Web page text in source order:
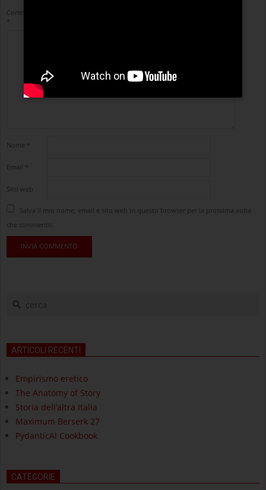
Commento
*
Nome *
Email *
Sito web
Salva il mio nome, email e sito web in questo browser per la prossima volta
che commento.
cerca
ARTICOLI RECENTI
Empirismo eretico
The Anatomy of Story
Storia dell’altra Italia
Maximum Berserk 27
PydanticAI Cookbook
CATEGORIE